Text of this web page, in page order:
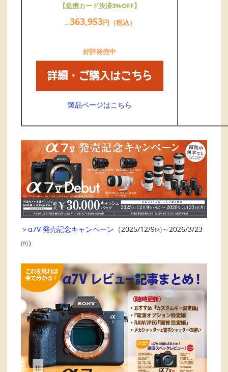
【提携カード決済3%OFF】
→363,953円（税込）
好評発売中
製品ページはこちら
＞α7V 発売記念キャンペーン （2025/12/9㈫～2026/3/23
㈪）